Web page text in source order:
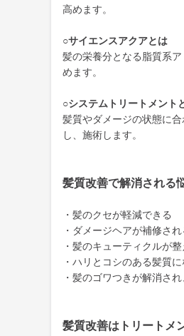
高めます。
○サイエンスアクアとは
髪の栄養分となる脂質系
めます。
○システムトリートメント
髪質やダメージの状態に
し、施術します。
髪質改善で解消される
・髪のクセが軽減できる
・ダメージヘアが補修され
・髪のキューティクルが
・ハリとコシのある髪質に
・髪のゴワつきが解消さ
髪質改善はトリートメ